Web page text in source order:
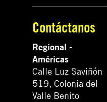
Contáctanos
Regional -
Américas
Calle Luz Saviñón
519, Colonia del
Valle Benito